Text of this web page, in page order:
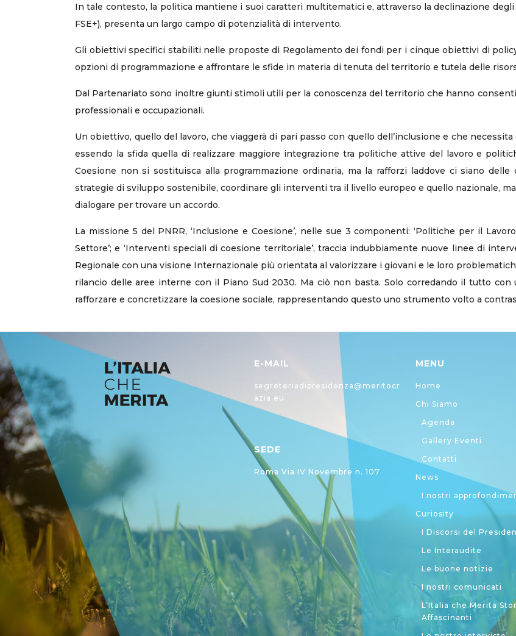
In tale contesto, la politica mantiene i suoi caratteri multitematici e, attraverso la declinazione
FSE+), presenta un largo campo di potenzialità di intervento.
Gli obiettivi specifici stabiliti nelle proposte di Regolamento dei fondi per i cinque obiettivi di
opzioni di programmazione e affrontare le sfide in materia di tenuta del territorio e tutela delle
Dal Partenariato sono inoltre giunti stimoli utili per la conoscenza del territorio che hanno
professionali e occupazionali.
Un obiettivo, quello del lavoro, che viaggerà di pari passo con quello dell’inclusione e che
essendo la sfida quella di realizzare maggiore integrazione tra politiche attive del lavoro e
Coesione non si sostituisca alla programmazione ordinaria, ma la rafforzi laddove ci siano
strategie di sviluppo sostenibile, coordinare gli interventi tra il livello europeo e quello nazionale,
dialogare per trovare un accordo.
La missione 5 del PNRR, ‘Inclusione e Coesione’, nelle sue 3 componenti: ‘Politiche per il
Settore’; e ‘Interventi speciali di coesione territoriale’, traccia indubbiamente nuove linee di
Regionale con una visione Internazionale più orientata al valorizzare i giovani e le loro
rilancio delle aree interne con il Piano Sud 2030. Ma ciò non basta. Solo corredando il tutto
rafforzare e concretizzare la coesione sociale, rappresentando questo uno strumento volto a
E-MAIL
segreteriadipresidenza@meritocr
azia.eu
SEDE
Roma Via IV Novembre n. 107
MENU
Home
Chi Siamo
Agenda
Gallery Eventi
Contatti
News
I nostri
Curiosity
I Discorsi del
Le Interaudite
Le buone notizie
I nostri comunicati
L’Italia che Merita
Affascinanti